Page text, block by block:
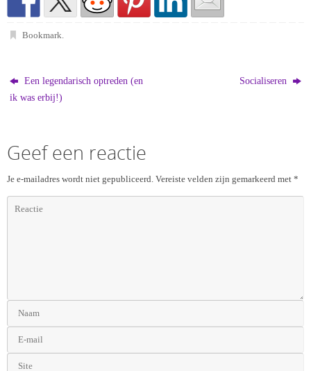
Bookmark.
Een legendarisch optreden (en
ik was erbij!)
Socialiseren
Geef een reactie
Je e-mailadres wordt niet gepubliceerd. Vereiste velden zijn gemarkeerd met *